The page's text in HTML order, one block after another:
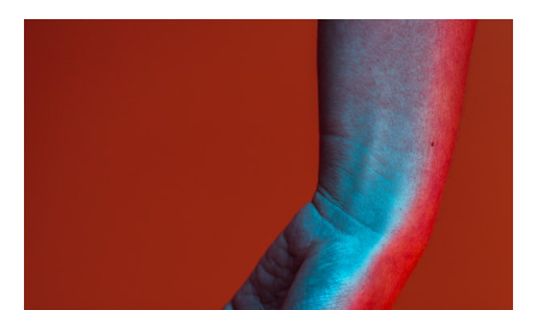
restablecer al trabajador a sus mejores funciones se
basa en los mismos principios que usa la élite
deportiva para mejorar su rendimiento. Es decir el
perfecto estado de salud física mediante